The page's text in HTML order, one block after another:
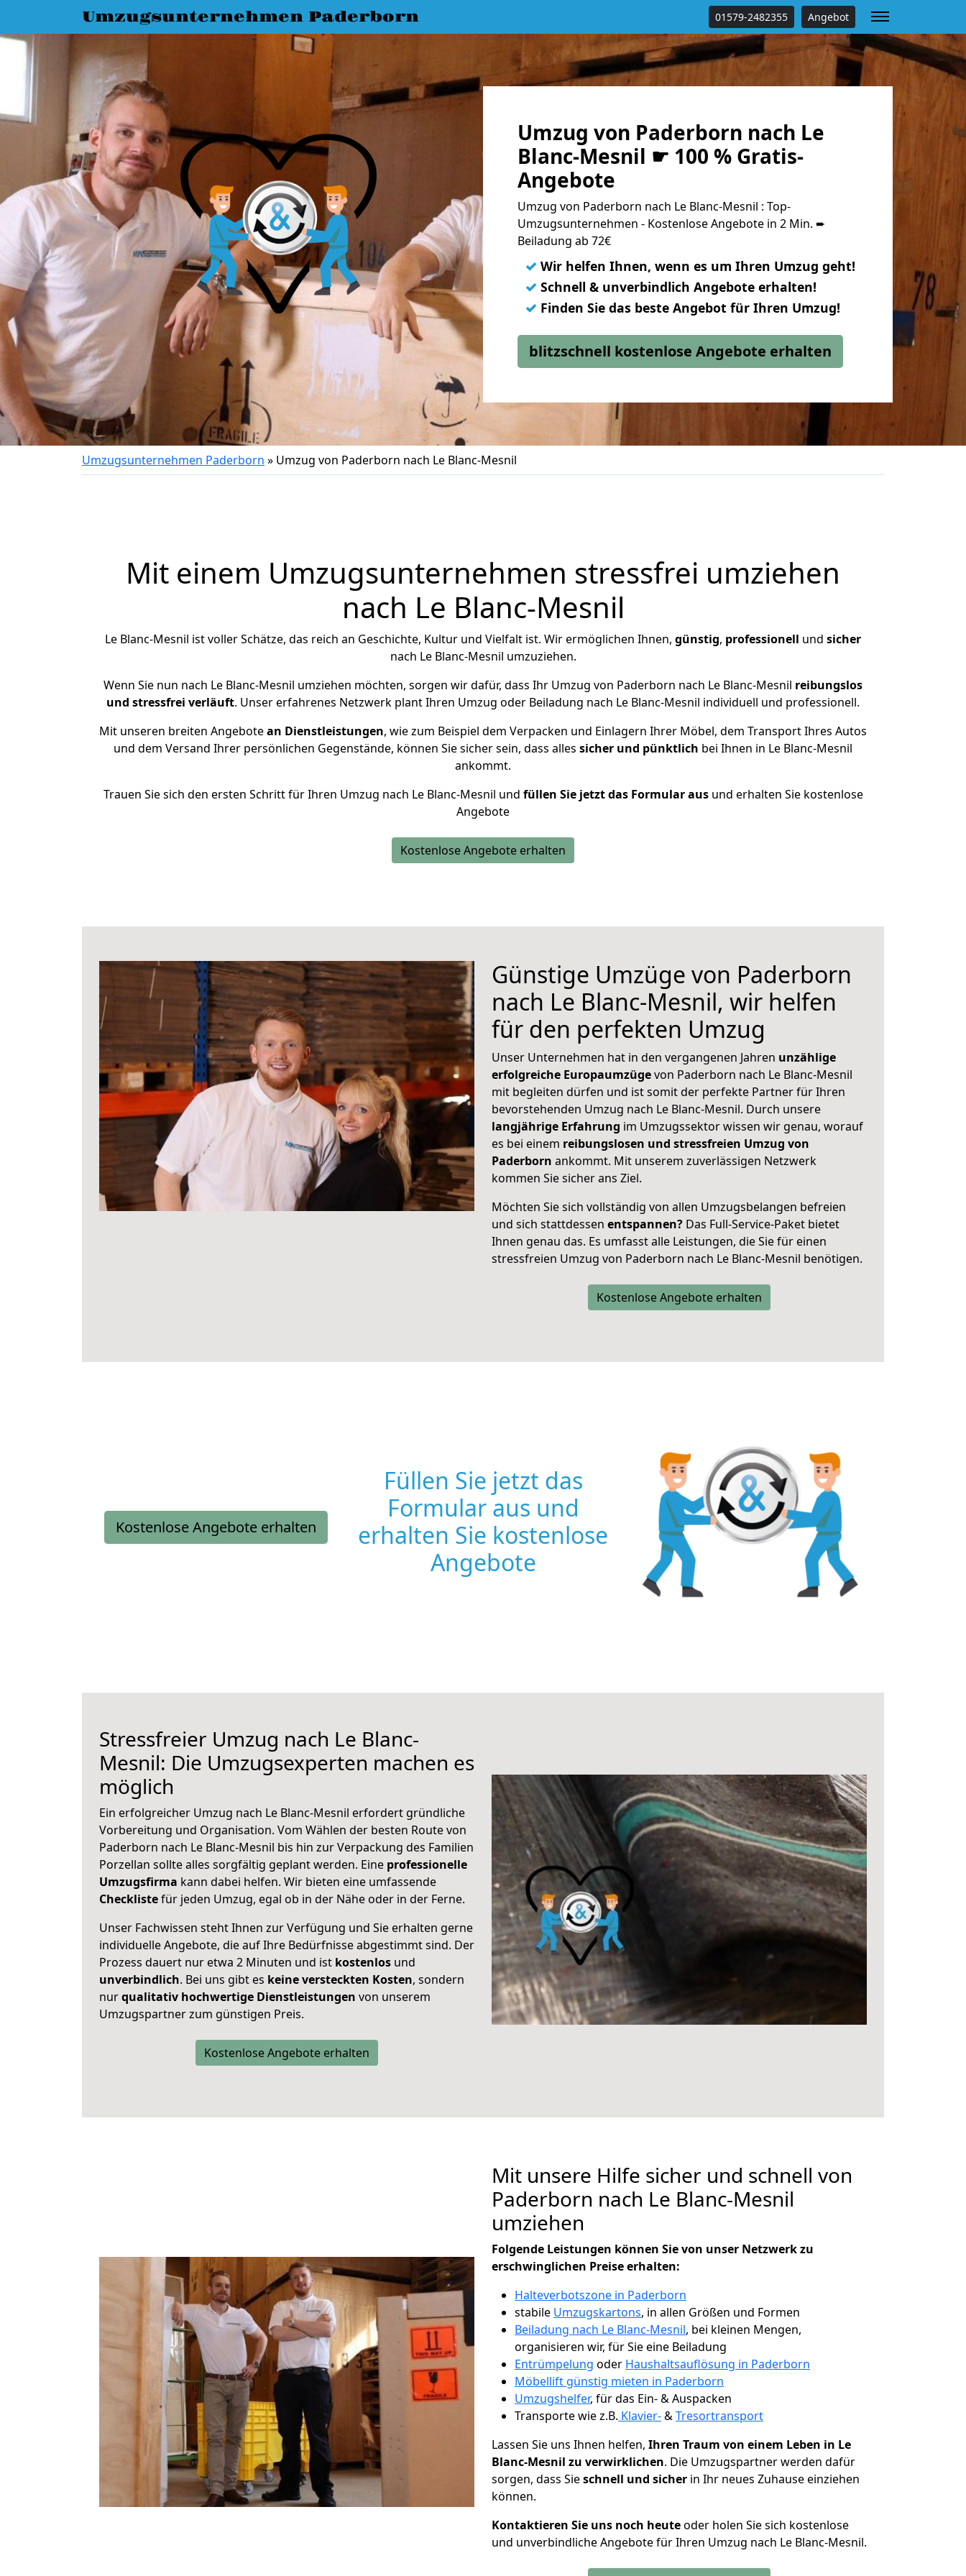
Umzugsunternehmen Paderborn 01579-2482355 Angebot
Umzug von Paderborn nach Le
Blanc-Mesnil ☛ 100 % Gratis-
Angebote
Umzug von Paderborn nach Le Blanc-Mesnil : Top-
Umzugsunternehmen - Kostenlose Angebote in 2 Min. ➨
Beiladung ab 72€
✓ Wir helfen Ihnen, wenn es um Ihren Umzug geht!
✓ Schnell & unverbindlich Angebote erhalten!
✓ Finden Sie das beste Angebot für Ihren Umzug!
blitzschnell kostenlose Angebote erhalten
Umzugsunternehmen Paderborn » Umzug von Paderborn nach Le Blanc-Mesnil
Mit einem Umzugsunternehmen stressfrei umziehen
nach Le Blanc-Mesnil
Le Blanc-Mesnil ist voller Schätze, das reich an Geschichte, Kultur und Vielfalt ist. Wir ermöglichen Ihnen, günstig, professionell und sicher
nach Le Blanc-Mesnil umzuziehen.
Wenn Sie nun nach Le Blanc-Mesnil umziehen möchten, sorgen wir dafür, dass Ihr Umzug von Paderborn nach Le Blanc-Mesnil reibungslos
und stressfrei verläuft. Unser erfahrenes Netzwerk plant Ihren Umzug oder Beiladung nach Le Blanc-Mesnil individuell und professionell.
Mit unseren breiten Angebotean Dienstleistungen, wie zum Beispiel dem Verpacken und Einlagern Ihrer Möbel, dem Transport Ihres Autos
und dem Versand Ihrer persönlichen Gegenstände, können Sie sicher sein, dass alles sicher und pünktlich bei Ihnen in Le Blanc-Mesnil
ankommt.
Trauen Sie sich den ersten Schritt für Ihren Umzug nach Le Blanc-Mesnil und füllen Sie jetzt das Formular ausund erhalten Sie kostenlose
Angebote
Kostenlose Angebote erhalten
Günstige Umzüge von Paderborn
nach Le Blanc-Mesnil, wir helfen
für den perfekten Umzug
Unser Unternehmen hat in den vergangenen Jahren unzählige
erfolgreiche Europaumzügevon Paderborn nach Le Blanc-Mesnil
mit begleiten dürfen und ist somit der perfekte Partner für Ihren
bevorstehenden Umzug nach Le Blanc-Mesnil. Durch unsere
langjährige Erfahrung im Umzugssektor wissen wir genau, worauf
es bei einem reibungslosen und stressfreien Umzug von
Paderborn ankommt. Mit unserem zuverlässigen Netzwerk
kommen Sie sicher ans Ziel.
Möchten Sie sich vollständig von allen Umzugsbelangen befreien
und sich stattdessen entspannen? Das Full-Service-Paket bietet
Ihnen genau das. Es umfasst alle Leistungen, die Sie für einen
stressfreien Umzug von Paderborn nach Le Blanc-Mesnil benötigen.
Kostenlose Angebote erhalten
Kostenlose Angebote erhalten
Füllen Sie jetzt das
Formular aus und
erhalten Sie kostenlose
Angebote
Stressfreier Umzug nach Le Blanc-
Mesnil: Die Umzugsexperten machen es
möglich
Ein erfolgreicher Umzug nach Le Blanc-Mesnil erfordert gründliche
Vorbereitung und Organisation. Vom Wählen der besten Route von
Paderborn nach Le Blanc-Mesnil bis hin zur Verpackung des Familien
Porzellan sollte alles sorgfältig geplant werden. Eine professionelle
Umzugsfirma kann dabei helfen. Wir bieten eine umfassende
Checklistefür jeden Umzug, egal ob in der Nähe oder in der Ferne.
Unser Fachwissen steht Ihnen zur Verfügung und Sie erhalten gerne
individuelle Angebote, die auf Ihre Bedürfnisse abgestimmt sind. Der
Prozess dauert nur etwa 2 Minuten und ist kostenlos und
unverbindlich. Bei uns gibt es keine versteckten Kosten, sondern
nurqualitativ hochwertige Dienstleistungen von unserem
Umzugspartner zum günstigen Preis.
Kostenlose Angebote erhalten
Mit unsere Hilfe sicher und schnell von
Paderborn nach Le Blanc-Mesnil
umziehen
Folgende Leistungen können Sie von unser Netzwerk zu
erschwinglichen Preise erhalten:
Halteverbotszone in Paderborn
stabile Umzugskartons, in allen Größen und Formen
Beiladung nach Le Blanc-Mesnil, bei kleinen Mengen,
organisieren wir, für Sie eine Beiladung
Entrümpelung oder Haushaltsauflösung in Paderborn
Möbellift günstig mieten in Paderborn
Umzugshelfer, für das Ein- & Auspacken
Transporte wie z.B. Klavier-&Tresortransport
Lassen Sie uns Ihnen helfen, Ihren Traum von einem Leben in Le
Blanc-Mesnil zu verwirklichen. Die Umzugspartner werden dafür
sorgen, dass Sieschnell und sicher in Ihr neues Zuhause einziehen
können.
Kontaktieren Sie uns noch heuteoder holen Sie sich kostenlose
und unverbindliche Angebote für Ihren Umzug nach Le Blanc-Mesnil.